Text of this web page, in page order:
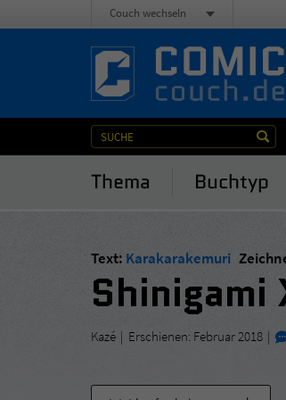
Thema Buchtyp
Couch wechseln
Text: Karakarakemuri
Kazé Erschienen: Februar 2018